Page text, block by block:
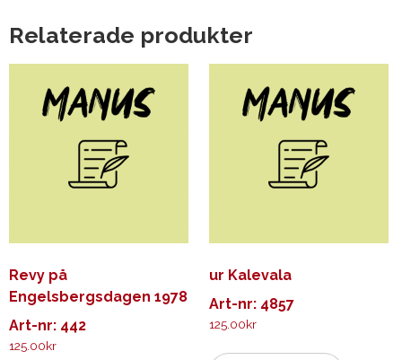
Relaterade produkter
Revy på
Engelsbergsdagen 1978
Art-nr: 442
125.00kr
ur Kalevala
Art-nr: 4857
125.00kr